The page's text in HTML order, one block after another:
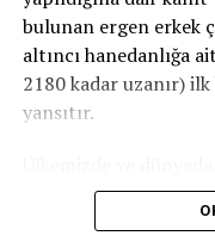
bulunan ergen erkek
altıncı hanedanlığa
2180 kadar uzanır)
yansıtır.
geleneksel
zorunluluklar veya